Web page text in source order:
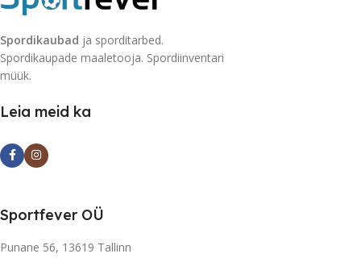
Spordikaubad ja sporditarbed.
Spordikaupade maaletooja. Spordiinventari
müük.
Leia meid ka
Sportfever OÜ
Punane 56, 13619 Tallinn